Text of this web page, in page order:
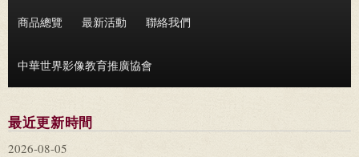
商品總覽 最新活動 聯絡我們
中華世界影像教育推廣協會
最近更新時間
2026-08-05